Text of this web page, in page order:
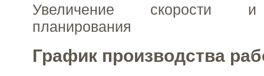
Увеличение скорости и
планирования
График производства